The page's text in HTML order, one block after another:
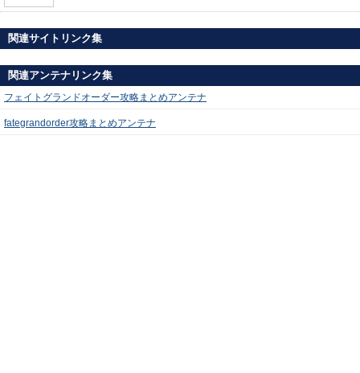
関連サイトリンク集
関連アンテナリンク集
フェイトグランドオーダー攻略まとめアンテナ
fategrandorder攻略まとめアンテナ